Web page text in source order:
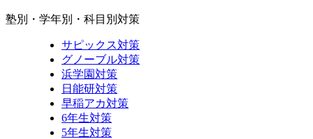
塾別・学年別・科目別対策
サピックス対策
グノーブル対策
浜学園対策
日能研対策
早稲アカ対策
6年生対策
5年生対策